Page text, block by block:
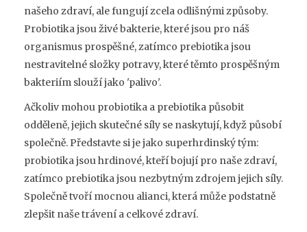
našeho zdraví, ale fungují zcela odlišnými způsoby.
Probiotika jsou živé bakterie, které jsou pro náš
organismus prospěšné, zatímco prebiotika jsou
nestravitelné složky potravy, které těmto prospěšným
bakteriím slouží jako 'palivo'.
Ačkoliv mohou probiotika a prebiotika působit
odděleně, jejich skutečné síly se naskytují, když působí
společně. Představte si je jako superhrdinský tým:
probiotika jsou hrdinové, kteří bojují pro naše zdraví,
zatímco prebiotika jsou nezbytným zdrojem jejich síly.
Společně tvoří mocnou alianci, která může podstatně
zlepšit naše trávení a celkové zdraví.